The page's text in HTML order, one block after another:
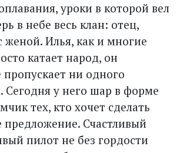
уроки в которой вел
в небе весь клан: отец,
женой. Илья, как и многие
катает народ, он
пропускает ни одного
Сегодня у него шар в форме
тех, кто хочет сделать
предложение. Счастливый
пилот не без гордости